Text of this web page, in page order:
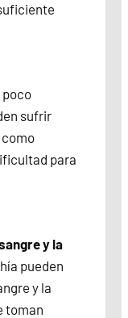
poco
sufrir
para
y la
pueden
y la
toman